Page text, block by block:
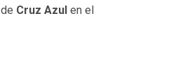
Cruz Azul en el